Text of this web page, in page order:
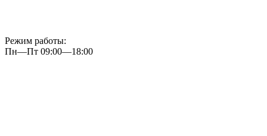
Режим работы:
Пн—Пт 09:00—18:00